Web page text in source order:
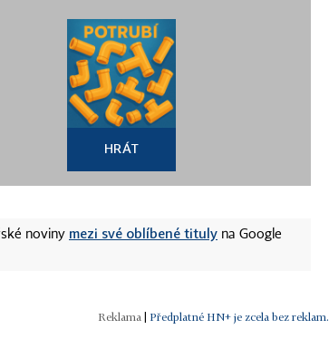
HRÁT
noviny mezi své oblíbené tituly na Google
| Předplatné HN+ je zcela bez reklam.